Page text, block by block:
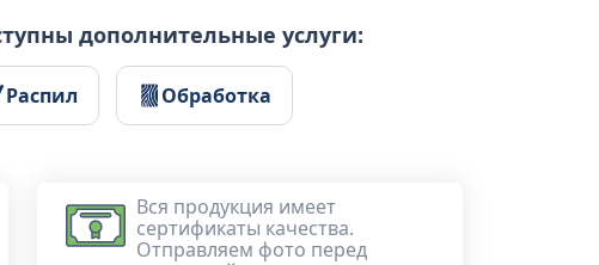
дополнительные услуги:
Распил Обработка
Вся продукция имеет
сертификаты качества.
Отправляем фото перед